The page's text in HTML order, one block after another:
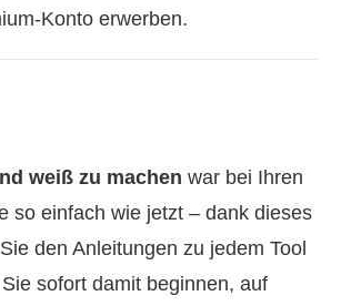
Konto erwerben.
weiß zu machen war bei Ihren
so einfach wie jetzt – dank dieses
den Anleitungen zu jedem Tool
sofort damit beginnen, auf